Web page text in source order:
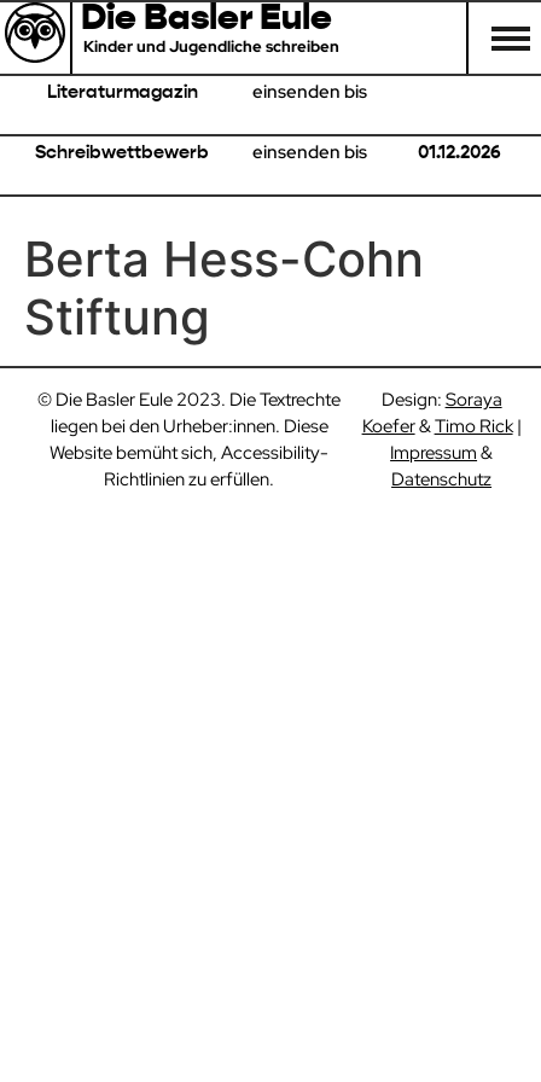
Die Basler Eule
Kinder und Jugendliche schreiben
Literaturmagazin einsenden bis
Schreibwettbewerb einsenden bis 01.12.2026
Berta Hess-Cohn
Stiftung
© Die Basler Eule 2023. Die Textrechte
liegen bei den Urheber:innen. Diese
Website bemüht sich, Accessibility-
Richtlinien zu erfüllen.
Design: Soraya
Koefer&Timo Rick|
Impressum &
Datenschutz